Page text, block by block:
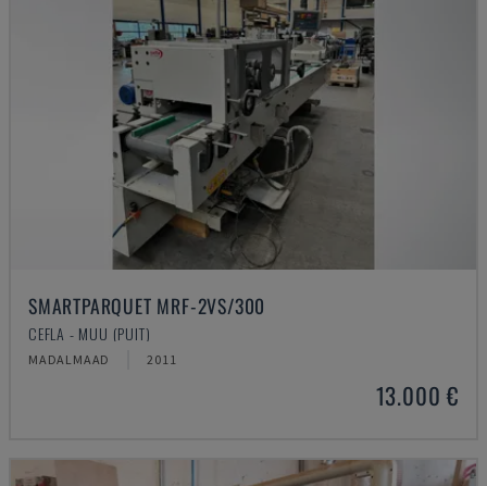
SMARTPARQUET MRF-2VS/300
CEFLA - MUU (PUIT)
MADALMAAD 2011
13.000 €